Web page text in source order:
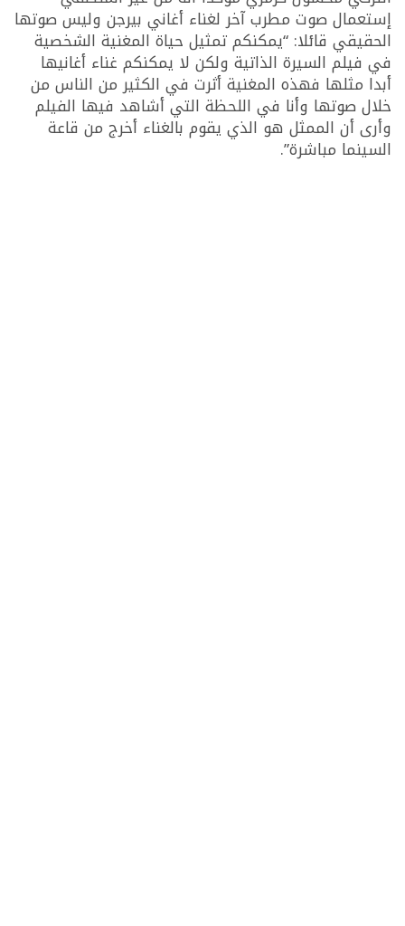
إستعمال صوت مطرب آخر لغناء أغاني بيرجن وليس صوتها
الحقيقي قائلا: “يمكنكم تمثيل حياة المغنية الشخصية
في فيلم السيرة الذاتية ولكن لا يمكنكم غناء أغانيها
أبدا مثلها فهذه المغنية أثرت في الكثير من الناس من
خلال صوتها وأنا في اللحظة التي أشاهد فيها الفيلم
وأرى أن الممثل هو الذي يقوم بالغناء أخرج من قاعة
السينما مباشرة”.